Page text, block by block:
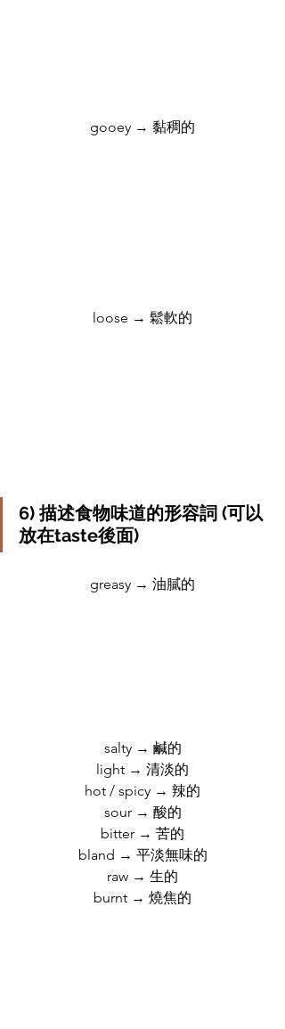
gooey → 黏稠的
loose → 鬆軟的
6) 描述食物味道的形容詞 (可以
放在taste後面)
greasy → 油膩的
salty → 鹹的
light → 清淡的
hot / spicy → 辣的
sour → 酸的
bitter → 苦的
bland → 平淡無味的
raw → 生的
burnt → 燒焦的